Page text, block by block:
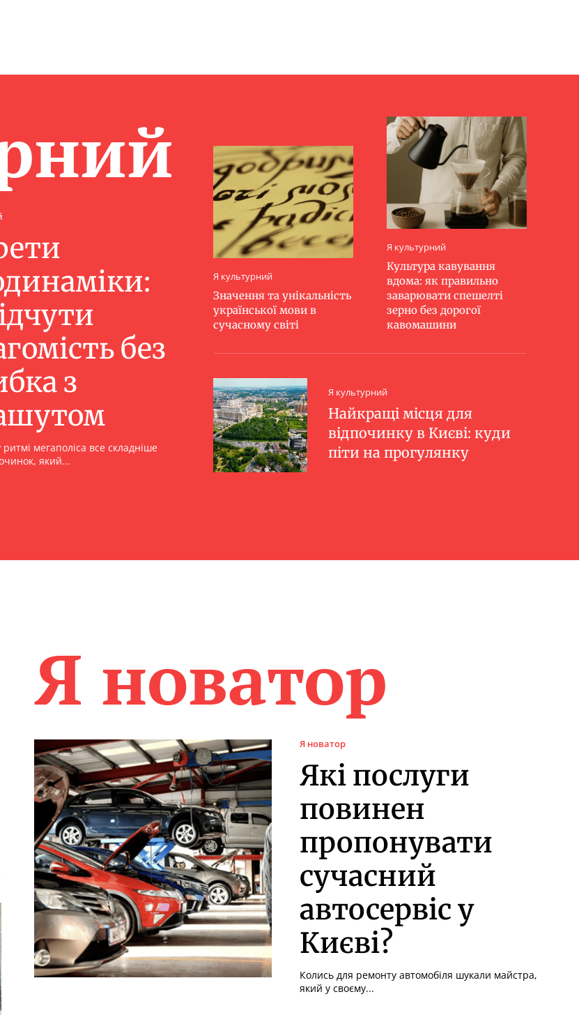
без
з
мегаполіса все складніше
який...
Я культурний
Значення та унікальність
української мови в
сучасному світі
Я культурний
Культура кавування
вдома: як правильно
заварювати спешелті
зерно без дорогої
кавомашини
Я культурний
Найкращі місця для
відпочинку в Києві: куди
піти на прогулянку
Я новатор
Я новатор
Які послуги
повинен
пропонувати
сучасний
автосервіс у
Києві?
Колись для ремонту автомобіля шукали майстра,
який у своєму...